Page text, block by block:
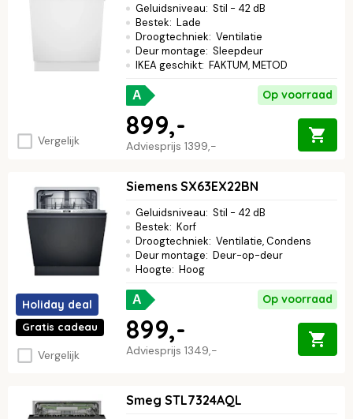
Vergelijk
Geluidsniveau: Stil - 42 dB
Bestek: Lade
Droogtechniek: Ventilatie
Deur montage: Sleepdeur
IKEA geschikt: FAKTUM, METOD
A Op voorraad
Adviesprijs 1399,-
899,-
Holiday deal
Gratis cadeau
Vergelijk
Siemens SX63EX22BN
Geluidsniveau: Stil - 42 dB
Bestek: Korf
Droogtechniek: Ventilatie, Condens
Deur montage: Deur-op-deur
Hoogte: Hoog
A Op voorraad
Adviesprijs 1349,-
899,-
Smeg STL7324AQL